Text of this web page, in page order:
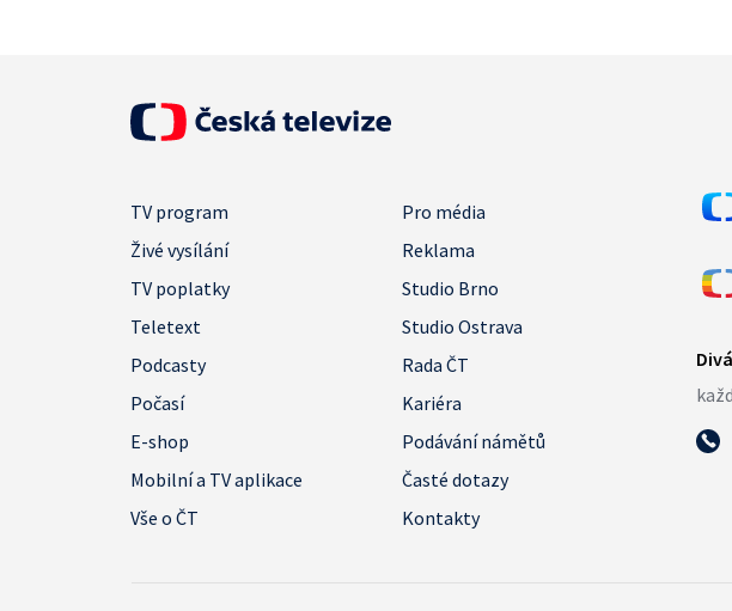
TV program
Pro média
Živé vysílání
Reklama
TV poplatky
Studio Brno
Teletext
Studio Ostrava
Podcasty
Rada ČT
Počasí
Kariéra
E-shop
Podávání námětů
Mobilní a TV aplikace
Časté dotazy
Vše o ČT
Kontakty